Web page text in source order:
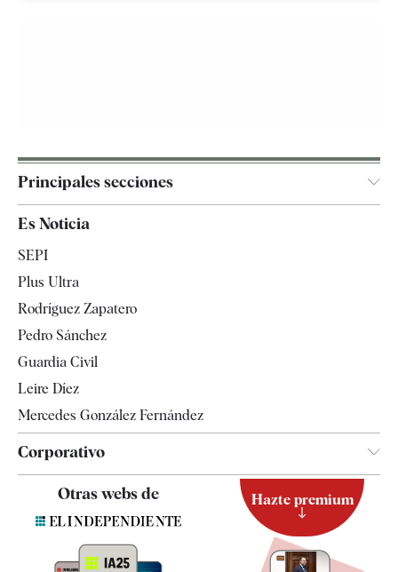
Principales secciones
España
Televisión
Es Noticia
SEPI
Plus Ultra
Rodríguez Zapatero
Pedro Sánchez
Guardia Civil
Leire Díez
Mercedes González Fernández
Corporativo
Contacto
Otras webs de Hazte premium